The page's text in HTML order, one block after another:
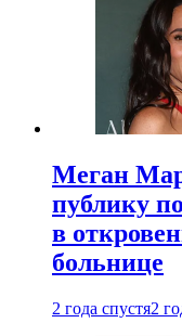
Меган
публику
в
больнице
2 года спустя2